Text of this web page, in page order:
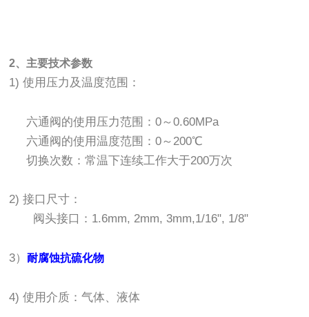
2、主要技术参数
1) 使用压力及温度范围：
六通阀的使用压力范围：0～0.60MPa
六通阀的使用温度范围：0～200℃
切换次数：常温下连续工作大于200万次
2) 接口尺寸：
阀头接口：1.6mm, 2mm, 3mm,1/16", 1/8"
3）耐腐蚀抗硫化物
4) 使用介质：气体、液体